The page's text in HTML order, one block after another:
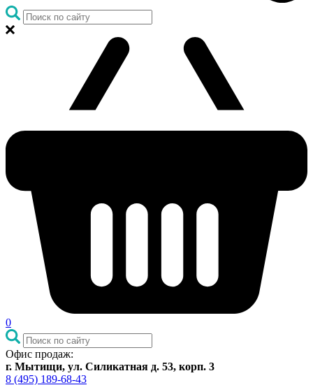
0
Офис продаж:
г. Мытищи, ул. Силикатная д. 53, корп. 3
8 (495) 189-68-43